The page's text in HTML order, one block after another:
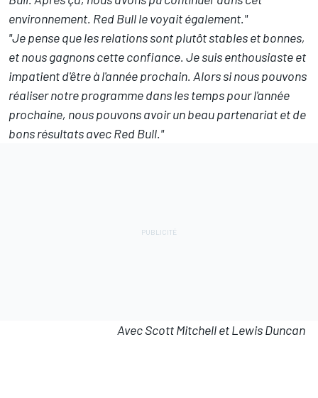
environnement. Red Bull le voyait également."
"Je pense que les relations sont plutôt stables et bonnes,
et nous gagnons cette confiance. Je suis enthousiaste et
impatient d'être à l'année prochain. Alors si nous pouvons
réaliser notre programme dans les temps pour l'année
prochaine, nous pouvons avoir un beau partenariat et de
bons résultats avec Red Bull."
Avec Scott Mitchell et Lewis Duncan